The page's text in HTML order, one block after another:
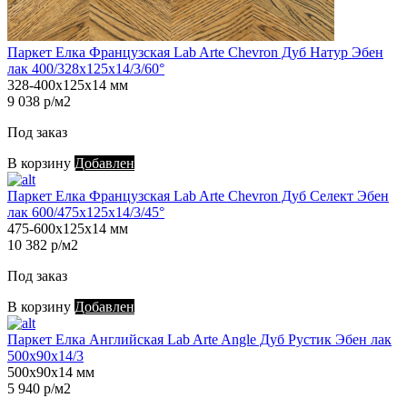
Паркет Елка Французская Lab Arte Chevron Дуб Натур Эбен
лак 400/328х125х14/3/60°
328-400х125х14 мм
9 038 р/м2
Под заказ
В корзину Добавлен
Паркет Елка Французская Lab Arte Chevron Дуб Селект Эбен
лак 600/475х125х14/3/45°
475-600х125х14 мм
10 382 р/м2
Под заказ
В корзину Добавлен
Паркет Елка Английская Lab Arte Angle Дуб Рустик Эбен лак
500х90х14/3
500х90х14 мм
5 940 р/м2